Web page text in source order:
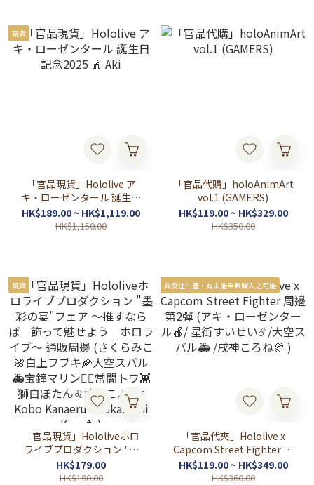
現貨
「官品現貨」Hololive ア
キ・ローゼンタール 誕生日
記念2025 🍎 Aki
HK$189.00 ~ HK$1,119.00
HK$1,150.00
「官品代購」holoAnimArt
vol.1 (GAMERS)
HK$119.00 ~ HK$329.00
HK$350.00
現貨
「官品現貨」Hololiveホロ
ライブプロダクション "墨
彩の宴"フェア ～推すなら
ば 飾って魅せよう ホロ
HK$179.00
HK$190.00
非受注生產，有未能全數購入之可能
「官品代夾」Hololive x
Capcom Street Fighter 周
邊 第2彈 (アキ・ローゼンタ
ール🍎/ 星街すいせい☄️/大
HK$119.00 ~ HK$349.00
HK$360.00